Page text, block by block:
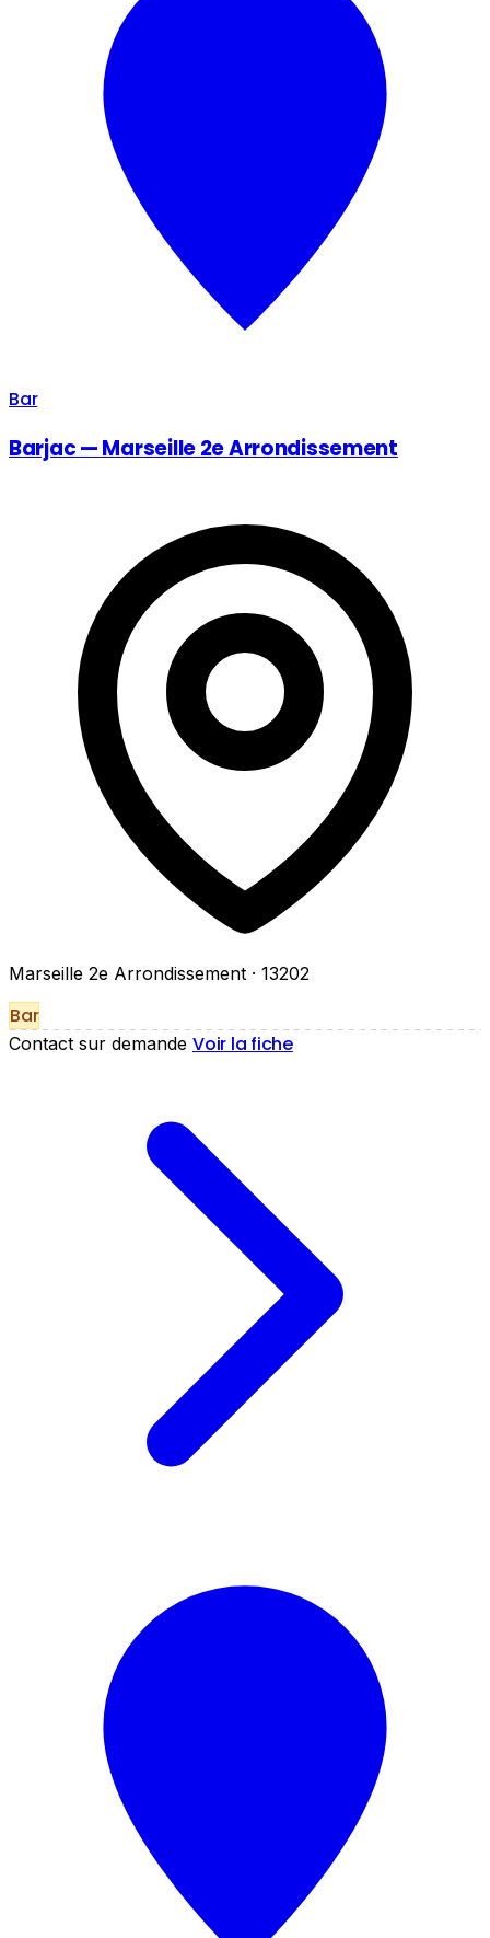
Bar
Barjac — Marseille 2e Arrondissement
Marseille 2e Arrondissement · 13202
Bar
Contact sur demande Voir la fiche